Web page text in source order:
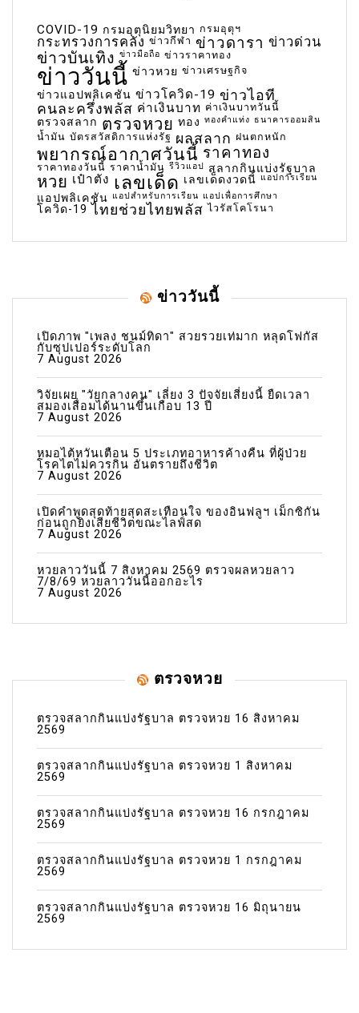
COVID-19 กรมอุตุนิยมวิทยา กรมอุตุฯ
กระทรวงการคลัง ข่าวกีฬา ข่าวดารา ข่าวด่วน
ข่าวบันเทิง ข่าวมือถือ ข่าวราคาทอง
ข่าววันนี้ ข่าวหวย ข่าวเศรษฐกิจ
ข่าวแอปพลิเคชัน ข่าวโควิด-19 ข่าวไอที
คนละครึ่งพลัส ค่าเงินบาท ค่าเงินบาทวันนี้
ตรวจสลาก ตรวจหวย ทอง ทองคำแท่ง ธนาคารออมสิน
น้ำมัน บัตรสวัสดิการแห่งรัฐ ผลสลาก ฝนตกหนัก
พยากรณ์อากาศวันนี้ ราคาทอง
ราคาทองวันนี้ ราคาน้ำมัน รีวิวแอป สลากกินแบ่งรัฐบาล
หวย เป๋าตัง เลขเด็ด เลขเด็ดงวดนี้ แอปการเรียน
แอปพลิเคชัน แอปสำหรับการเรียน แอปเพื่อการศึกษา
โควิด-19 ไทยช่วยไทยพลัส ไวรัสโคโรนา
ข่าววันนี้
เปิดภาพ "เพลง ชนม์ทิดา" สวยรวยเท่มาก หลุดโฟกัส
กับซุปเปอร์ระดับโลก
7 August 2026
วิจัยเผย "วัยกลางคน" เลี่ยง 3 ปัจจัยเสี่ยงนี้ ยืดเวลา
สมองเสื่อมได้นานขึ้นเกือบ 13 ปี
7 August 2026
หมอไต้หวันเตือน 5 ประเภทอาหารค้างคืน ที่ผู้ป่วย
โรคไตไม่ควรกิน อันตรายถึงชีวิต
7 August 2026
เปิดคำพูดสุดท้ายสุดสะเทือนใจ ของอินฟลูฯ เม็กซิกัน
ก่อนถูกยิงเสียชีวิตขณะไลฟ์สด
7 August 2026
หวยลาววันนี้ 7 สิงหาคม 2569 ตรวจผลหวยลาว
7/8/69 หวยลาววันนี้ออกอะไร
7 August 2026
ตรวจหวย
ตรวจสลากกินแบ่งรัฐบาล ตรวจหวย 16 สิงหาคม
2569
ตรวจสลากกินแบ่งรัฐบาล ตรวจหวย 1 สิงหาคม
2569
ตรวจสลากกินแบ่งรัฐบาล ตรวจหวย 16 กรกฎาคม
2569
ตรวจสลากกินแบ่งรัฐบาล ตรวจหวย 1 กรกฎาคม
2569
ตรวจสลากกินแบ่งรัฐบาล ตรวจหวย 16 มิถุนายน
2569